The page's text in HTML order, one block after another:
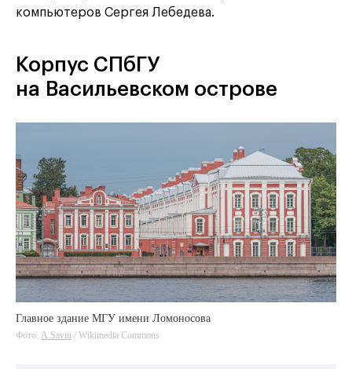
компьютеров Сергея Лебедева.
Корпус СПбГУ
на Васильевском острове
Главное здание МГУ имени Ломоносова
Фото: A.Savin / Wikimedia Commons